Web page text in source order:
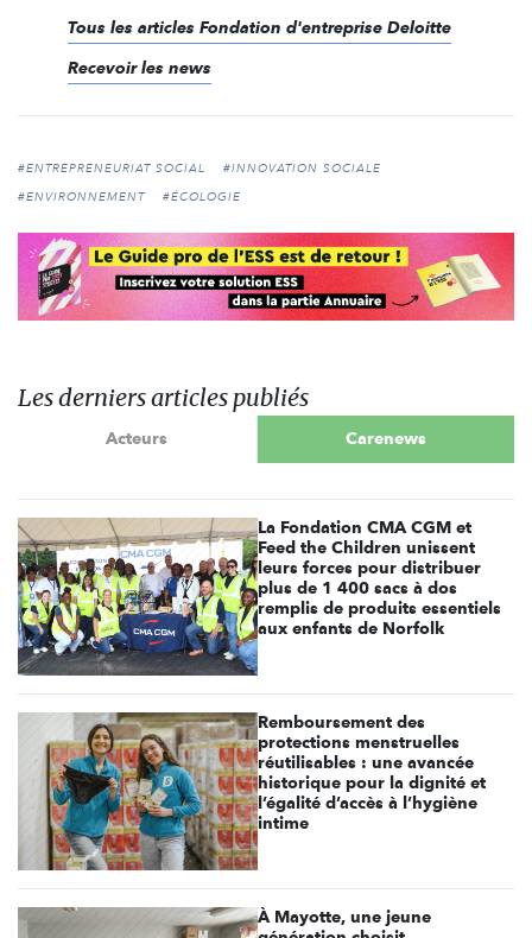
Tous les articles Fondation d'entreprise Deloitte
Recevoir les news
#ENTREPRENEURIAT SOCIAL
#INNOVATION SOCIALE
#ENVIRONNEMENT
#ÉCOLOGIE
Les derniers articles publiés
Acteurs Carenews
La Fondation CMA CGM et
Feed the Children unissent
leurs forces pour distribuer
plus de 1 400 sacs à dos
remplis de produits essentiels
aux enfants de Norfolk
Remboursement des
protections menstruelles
réutilisables : une avancée
historique pour la dignité et
l’égalité d’accès à l’hygiène
intime
À Mayotte, une jeune